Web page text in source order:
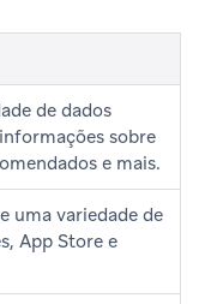
de dados
sobre
e mais.
uma variedade de
App Store e